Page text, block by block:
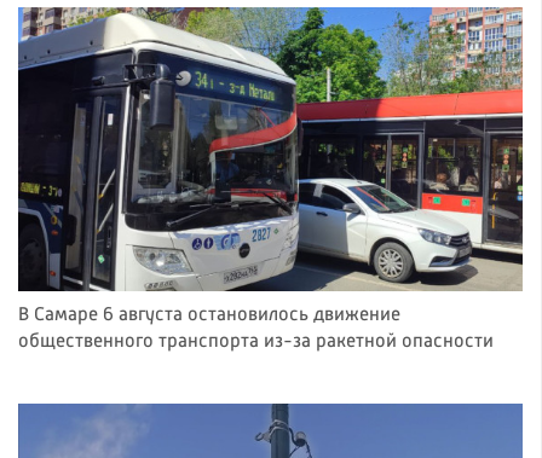
В Самаре 6 августа остановилось движение
общественного транспорта из-за ракетной опасности